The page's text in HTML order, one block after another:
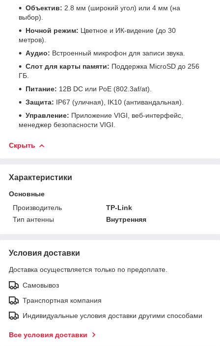
Объектив: 2.8 мм (широкий угол) или 4 мм (на
выбор).
Ночной режим: Цветное и ИК-видение (до 30
метров).
Аудио: Встроенный микрофон для записи звука.
Слот для карты памяти: Поддержка MicroSD до 256
ГБ.
Питание: 12В DC или PoE (802.3af/at).
Защита: IP67 (уличная), IK10 (антивандальная).
Управление: Приложение VIGI, веб-интерфейс,
менеджер безопасности VIGI.
Скрыть
Характеристики
Основные
Производитель
TP-Link
Тип антенны
Внутренняя
Условия доставки
Доставка осуществляется только по предоплате.
Самовывоз
Транспортная компания
Индивидуальные условия доставки другими способами
Все условия доставки